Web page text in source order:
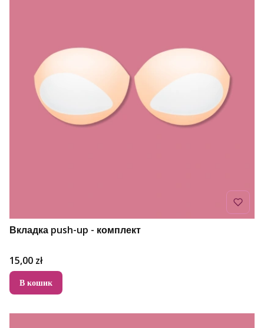
Вкладка push-up - комплект
Ціна
15,00 zł
В кошик